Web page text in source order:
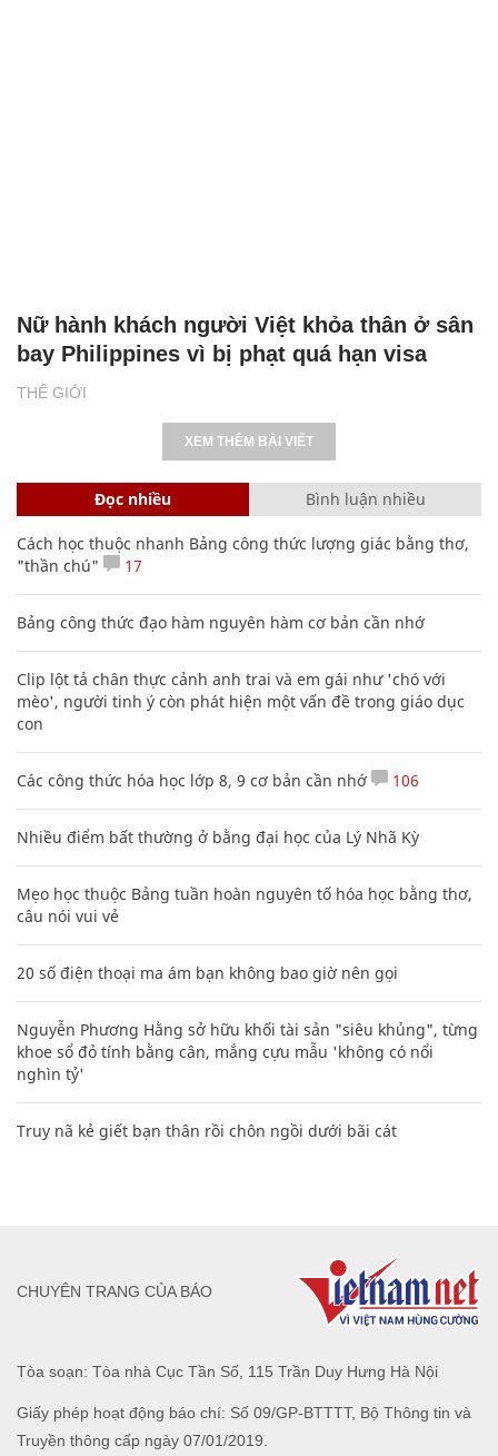
THẾ GIỚI
Nữ hành khách người Việt khỏa thân ở sân
bay Philippines vì bị phạt quá hạn visa
XEM THÊM BÀI VIẾT
Đọc nhiều Bình luận nhiều
Cách học thuộc nhanh Bảng công thức lượng giác bằng thơ,
"thần chú"
17
Bảng công thức đạo hàm nguyên hàm cơ bản cần nhớ
Clip lột tả chân thực cảnh anh trai và em gái như 'chó với
mèo', người tinh ý còn phát hiện một vấn đề trong giáo dục
con
Các công thức hóa học lớp 8, 9 cơ bản cần nhớ 106
Nhiều điểm bất thường ở bằng đại học của Lý Nhã Kỳ
Mẹo học thuộc Bảng tuần hoàn nguyên tố hóa học bằng thơ,
câu nói vui vẻ
20 số điện thoại ma ám bạn không bao giờ nên gọi
Nguyễn Phương Hằng sở hữu khối tài sản "siêu khủng", từng
khoe sổ đỏ tính bằng cân, mắng cựu mẫu 'không có nổi
nghìn tỷ'
Truy nã kẻ giết bạn thân rồi chôn ngồi dưới bãi cát
Tòa soạn: Tòa nhà Cục Tần Số, 115 Trần Duy Hưng Hà Nội
Giấy phép hoạt động báo chí: Số 09/GP-BTTTT, Bộ Thông tin và
Truyền thông cấp ngày 07/01/2019.
CHUYÊN TRANG CỦA BÁO